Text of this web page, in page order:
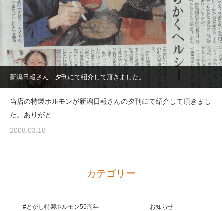
新潟日報さん 夕刊にて紹介して頂きました。
当店の特製ホルモンが新潟日報さんの夕刊にて紹介して頂きまし
た。ありがと…
2008.03.18
カテゴリー
#とがし特製ホルモン55周年 お知らせ